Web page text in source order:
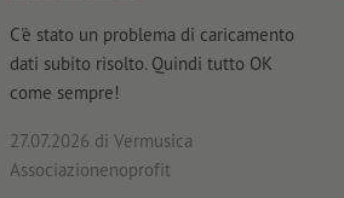
C'è stato un problema di caricamento
dati subito risolto. Quindi tutto OK
come sempre!
27.07.2026 di Vermusica
Associazionenoprofit